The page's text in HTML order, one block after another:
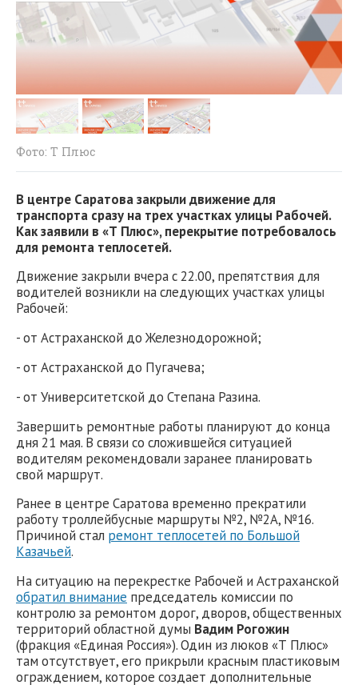
Фото: Т Плюс
В центре Саратова закрыли движение для
транспорта сразу на трех участках улицы Рабочей.
Как заявили в «Т Плюс», перекрытие потребовалось
для ремонта теплосетей.
Движение закрыли вчера с 22.00, препятствия для
водителей возникли на следующих участках улицы
Рабочей:
- от Астраханской до Железнодорожной;
- от Астраханской до Пугачева;
- от Университетской до Степана Разина.
Завершить ремонтные работы планируют до конца
дня 21 мая. В связи со сложившейся ситуацией
водителям рекомендовали заранее планировать
свой маршрут.
Ранее в центре Саратова временно прекратили
работу троллейбусные маршруты №2, №2А, №16.
Причиной стал ремонт теплосетей по Большой
Казачьей.
На ситуацию на перекрестке Рабочей и Астраханской
обратил внимание председатель комиссии по
контролю за ремонтом дорог, дворов, общественных
территорий областной думы Вадим Рогожин
(фракция «Единая Россия»). Один из люков «Т Плюс»
там отсутствует, его прикрыли красным пластиковым
ограждением, которое создает дополнительные